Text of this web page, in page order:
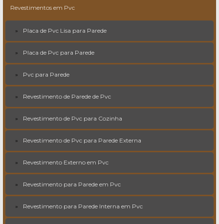
Revestimentos em Pvc
Placa de Pvc Lisa para Parede
Placa de Pvc para Parede
Pvc para Parede
Revestimento de Parede de Pvc
Revestimento de Pvc para Cozinha
Revestimento de Pvc para Parede Externa
Revestimento Externo em Pvc
Revestimento para Parede em Pvc
Revestimento para Parede Interna em Pvc